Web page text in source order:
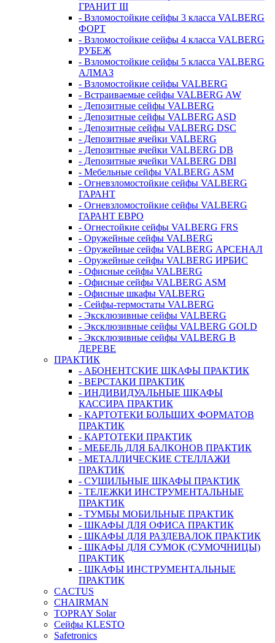
ГРАНИТ III
- Взломостойкие сейфы 3 класса VALBERG
ФОРТ
- Взломостойкие сейфы 4 класса VALBERG
РУБЕЖ
- Взломостойкие сейфы 5 класса VALBERG
АЛМАЗ
- Взломостойкие сейфы VALBERG
- Встраиваемые сейфы VALBERG AW
- Депозитные сейфы VALBERG
- Депозитные сейфы VALBERG ASD
- Депозитные сейфы VALBERG DSC
- Депозитные ячейки VALBERG
- Депозитные ячейки VALBERG DB
- Депозитные ячейки VALBERG DBI
- Мебельные сейфы VALBERG ASM
- Огневзломостойкие сейфы VALBERG
ГАРАНТ
- Огневзломостойкие сейфы VALBERG
ГАРАНТ ЕВРО
- Огнестойкие сейфы VALBERG FRS
- Оружейные сейфы VALBERG
- Оружейные сейфы VALBERG АРСЕНАЛ
- Оружейные сейфы VALBERG ИРБИС
- Офисные сейфы VALBERG
- Офисные сейфы VALBERG ASM
- Офисные шкафы VALBERG
- Сейфы-термостаты VALBERG
- Эксклюзивные сейфы VALBERG
- Эксклюзивные сейфы VALBERG GOLD
- Эксклюзивные сейфы VALBERG В
ДЕРЕВЕ
ПРАКТИК
- АБОНЕНТСКИЕ ШКАФЫ ПРАКТИК
- ВЕРСТАКИ ПРАКТИК
- ИНДИВИДУАЛЬНЫЕ ШКАФЫ
КАССИРА ПРАКТИК
- КАРТОТЕКИ БОЛЬШИХ ФОРМАТОВ
ПРАКТИК
- КАРТОТЕКИ ПРАКТИК
- МЕБЕЛЬ ДЛЯ БАЛКОНОВ ПРАКТИК
- МЕТАЛЛИЧЕСКИЕ СТЕЛЛАЖИ
ПРАКТИК
- СУШИЛЬНЫЕ ШКАФЫ ПРАКТИК
- ТЕЛЕЖКИ ИНСТРУМЕНТАЛЬНЫЕ
ПРАКТИК
- ТУМБЫ МОБИЛЬНЫЕ ПРАКТИК
- ШКАФЫ ДЛЯ ОФИСА ПРАКТИК
- ШКАФЫ ДЛЯ РАЗДЕВАЛОК ПРАКТИК
- ШКАФЫ ДЛЯ СУМОК (СУМОЧНИЦЫ)
ПРАКТИК
- ШКАФЫ ИНСТРУМЕНТАЛЬНЫЕ
ПРАКТИК
CACTUS
CHAIRMAN
TOPRAY Solar
Сейфы KLESTO
Safetronics